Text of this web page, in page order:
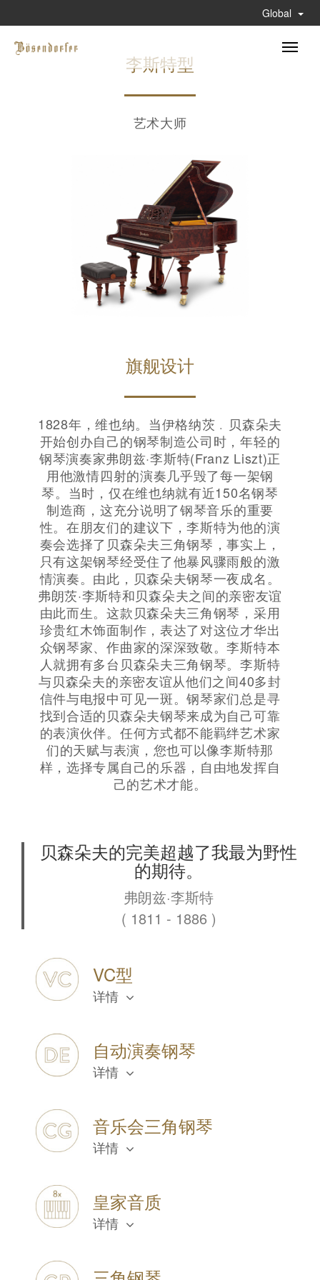
Global
Toggle
李斯特型
艺术大师
旗舰设计
1828年，维也纳。当伊格纳茨﹒贝森朵夫
开始创办自己的钢琴制造公司时，年轻的
钢琴演奏家弗朗兹·李斯特(Franz Liszt)正
用他激情四射的演奏几乎毁了每一架钢
琴。当时，仅在维也纳就有近150名钢琴
制造商，这充分说明了钢琴音乐的重要
性。在朋友们的建议下，李斯特为他的演
奏会选择了贝森朵夫三角钢琴，事实上，
只有这架钢琴经受住了他暴风骤雨般的激
情演奏。由此，贝森朵夫钢琴一夜成名。
弗朗茨·李斯特和贝森朵夫之间的亲密友谊
由此而生。这款贝森朵夫三角钢琴，采用
珍贵红木饰面制作，表达了对这位才华出
众钢琴家、作曲家的深深致敬。李斯特本
人就拥有多台贝森朵夫三角钢琴。李斯特
与贝森朵夫的亲密友谊从他们之间40多封
信件与电报中可见一斑。钢琴家们总是寻
找到合适的贝森朵夫钢琴来成为自己可靠
的表演伙伴。任何方式都不能羁绊艺术家
们的天赋与表演，您也可以像李斯特那
样，选择专属自己的乐器，自由地发挥自
己的艺术才能。
贝森朵夫的完美超越了我最为野性
的期待。
弗朗兹·李斯特
( 1811 - 1886 )
VC型
详情
自动演奏钢琴
详情
音乐会三角钢琴
详情
皇家音质
详情